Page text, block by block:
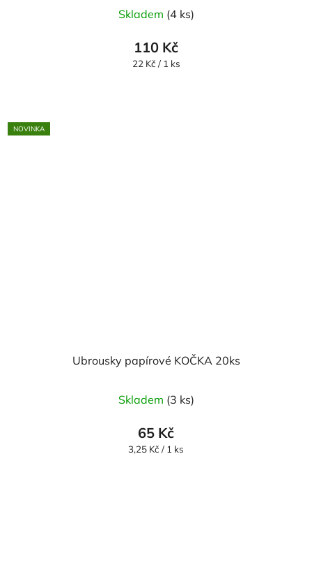
Skladem (4 ks)
110 Kč
Měrná
22 Kč / 1 ks
NOVINKA
Ubrousky papírové KOČKA 20ks
Skladem (3 ks)
65 Kč
Měrná
3,25 Kč / 1 ks